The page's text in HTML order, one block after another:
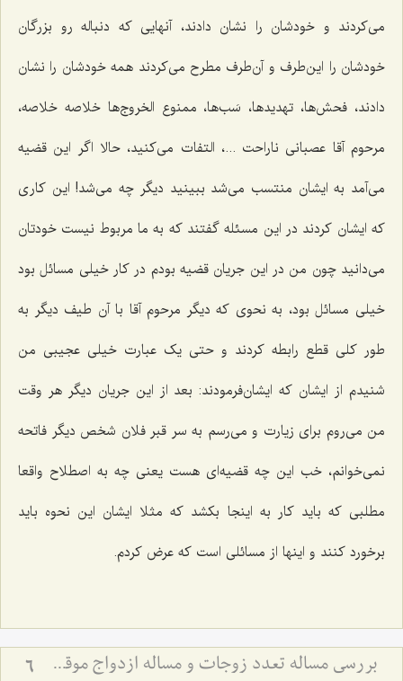
می‌کردند و خودشان را نشان دادند، آنهایی که دنباله رو بزرگان
خودشان را این‌طرف و آن‌طرف مطرح می‌کردند همه خودشان را نشان
دادند، فحش‌ها، تهدیدها، سَب‌ها، ممنوع الخروج‌ها خلاصه خلاصه،
مرحوم آقا عصبانی ناراحت ...، التفات می‌کنید، حالا اگر این قضیه
می‌آمد به ایشان منتسب می‌شد ببینید دیگر چه می‌شد! این کاری
که ایشان کردند در این مسئله گفتند که به ما مربوط نیست خودتان
می‌دانید چون من در این جریان قضیه بودم در کار خیلی مسائل بود
خیلی مسائل بود، به نحوی که دیگر مرحوم آقا با آن طیف دیگر به
طور کلی قطع رابطه کردند و حتی یک عبارت خیلی عجیبی من
شنیدم از ایشان که ایشان‌فرمودند: بعد از این جریان دیگر هر وقت
من می‌روم برای زیارت و می‌رسم به سر قبر فلان شخص دیگر فاتحه
نمی‌خوانم، خب این چه قضیه‌ای هست یعنی چه به اصطلاح واقعا
مطلبی که باید کار به اینجا بکشد که مثلا ایشان این نحوه باید
برخورد کنند و اینها از مسائلی است که عرض کردم.
بررسی مساله تعدد زوجات و مساله ازدواج موقت(2) 6